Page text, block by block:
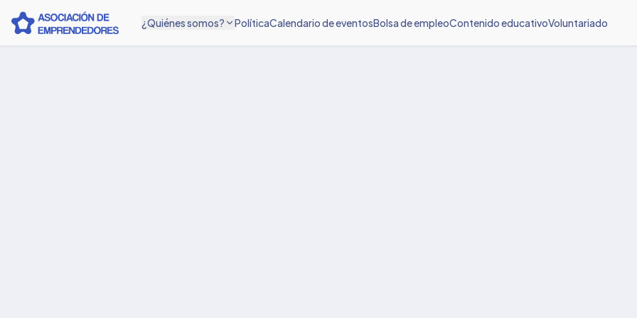
¿Quiénes somos? PolíticaCalendario de eventosBolsa de empleoContenido educativoVoluntariado